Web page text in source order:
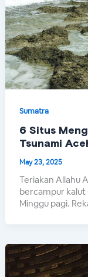
Sumatra
6 Situs
Tsunami
May 23, 2025
Teriakan Allahu
bercampur kalut
Minggu pagi.